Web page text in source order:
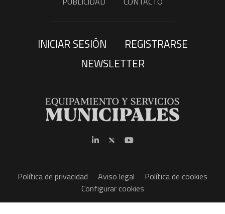
INICIAR SESIÓN
REGISTRARSE
NEWSLETTER
Política de privacidad Aviso legal
Política de cookies
Configurar cookies